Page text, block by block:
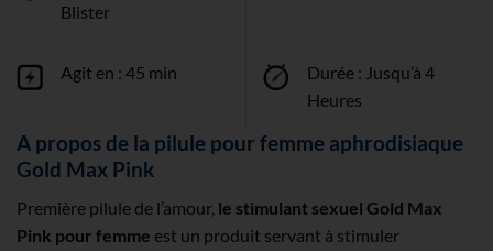
Blister
Agit en : 45 min
Durée : Jusqu’à 4
Heures
A propos de la pilule pour femme aphrodisiaque
Gold Max Pink
Première pilule de l’amour, le stimulant sexuel Gold Max
Pink pour femme est un produit servant à stimuler